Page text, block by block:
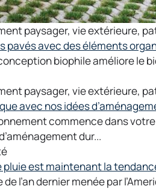
paysager, vie extérieure,
pavés avec des éléments
biophile améliore le
paysager, vie extérieure,
avec nos idées
commence dans
dur...
pluie est maintenant la
de l’an dernier menée par